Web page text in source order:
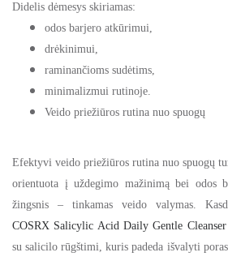
Didelis dėmesys skiriamas:
odos barjero atkūrimui,
drėkinimui,
raminančioms sudėtims,
minimalizmui rutinoje.
Veido priežiūros rutina nuo spuogų
Efektyvi veido priežiūros rutina nuo spuogų
orientuota į uždegimo mažinimą bei odos
žingsnis – tinkamas veido valymas.
COSRX Salicylic Acid Daily Gentle Cleanser
su salicilo rūgštimi, kuris padeda išvalyti